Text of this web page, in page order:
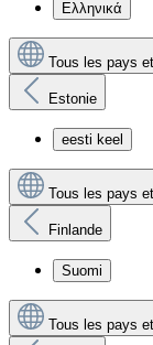
Ελληνικά
Tous les pays
Estonie
eesti keel
Tous les pays
Finlande
Suomi
Tous les pays